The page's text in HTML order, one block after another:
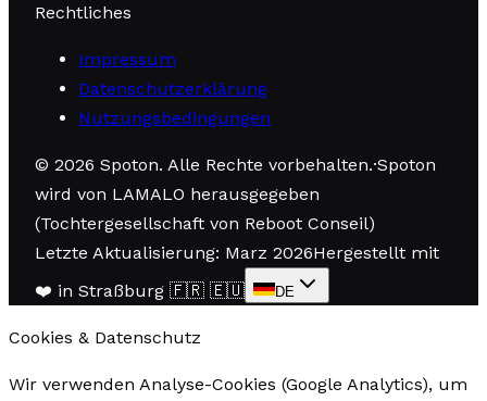
Rechtliches
Impressum
Datenschutzerklärung
Nutzungsbedingungen
© 2026 Spoton. Alle Rechte vorbehalten.·Spoton
wird von LAMALO herausgegeben
(Tochtergesellschaft von Reboot Conseil)
Letzte Aktualisierung: Marz 2026Hergestellt mit
❤️ in Straßburg 🇫🇷 🇪🇺 DE
Cookies & Datenschutz
Wir verwenden Analyse-Cookies (Google Analytics), um